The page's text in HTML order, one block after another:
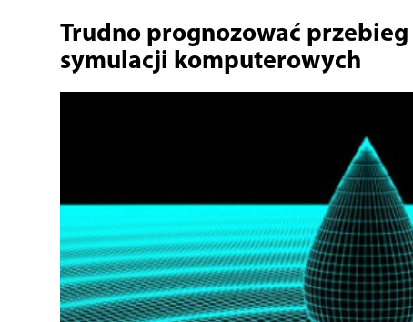
Trudno prognozować
symulacji komputerowych